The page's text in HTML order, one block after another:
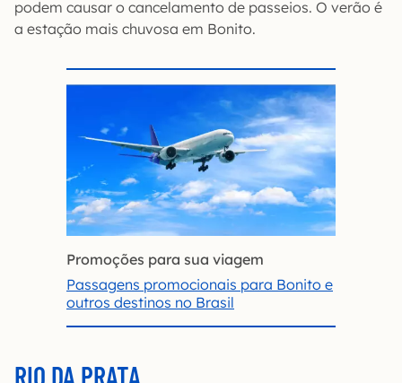
podem causar o cancelamento de passeios. O verão é
a estação mais chuvosa em Bonito.
Promoções para sua viagem
Passagens promocionais para Bonito e
outros destinos no Brasil
RIO DA PRATA